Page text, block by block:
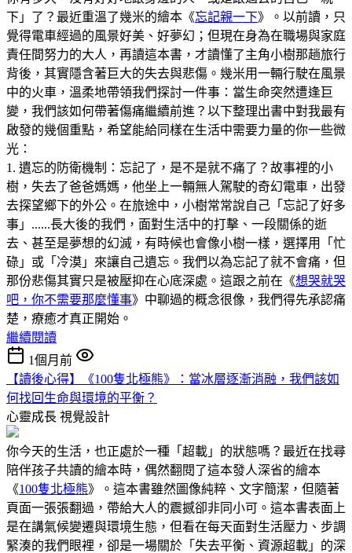
下」了？最近重溫了幾米的繪本《忘記親一下》。以前讀，只
覺得電車經過的風景好美、好夢幻；但現在身為在職場與家庭
責任間努力的大人，再讀這本書，才讀懂了主角小樹那趟旅行
背後，其實隱含著巨大的失去與悲傷。幾米用一輛行駛在風景
中的火車，溫柔地帶領我們探討一件事：當生命突然遭逢巨
變，我們該如何帶著傷痛繼續前進？以下整理出書中對我最有
啟發的幾個重點，希望能給同樣在生活中需要力量的你一些微
光：
1. 遺忘的防衛機制：忘記了，是不是就不痛了？故事裡的小
樹，失去了爸爸媽媽，他坐上一輛無人駕駛的奇幻電車，出發
去探望鄉下的外公。在旅途中，小樹常常說自己「忘記了好多
事」......長大後的我們，面對生活中的打擊、一段關係的逝
去、甚至是夢想的幻滅，有時候也會像小樹一樣，選擇用「忙
碌」或「冷漠」來讓自己遺忘。我們以為忘記了就不會痛，但
那份悲傷其實只是被壓抑在心底深處。這跟之前在《想哭就哭
吧，你不需要那麼懂事》中聊過的概念很像，我們得先承認痛
楚，療癒才真正開始。
繼續閱讀
1個月前
【讀後心得】《100隻北極熊》：當冰層逐漸消融，我們該如
何找回生命與環境的平衡？
心靈成長 視覺設計
你今天的生活，也正處於一種「超載」的狀態嗎？最近在找尋
陪伴孩子共讀的繪本時，偶然翻閱了這本發人深省的繪本
《100隻北極熊》。這本書雖然圖像純粹、文字簡潔，但隨著
頁面一張張翻過，帶給大人的震撼卻非同小可。這本書表面上
是在講氣候變遷與環境生態，但看在每天面對生活壓力、步調
緊湊的我們眼裡，卻是一場關於「失去平衡、資源超載」的深